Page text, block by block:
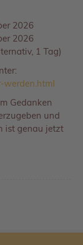
2026
2026
1 Tag)
werden.html
Gedanken
und
ist genau jetzt